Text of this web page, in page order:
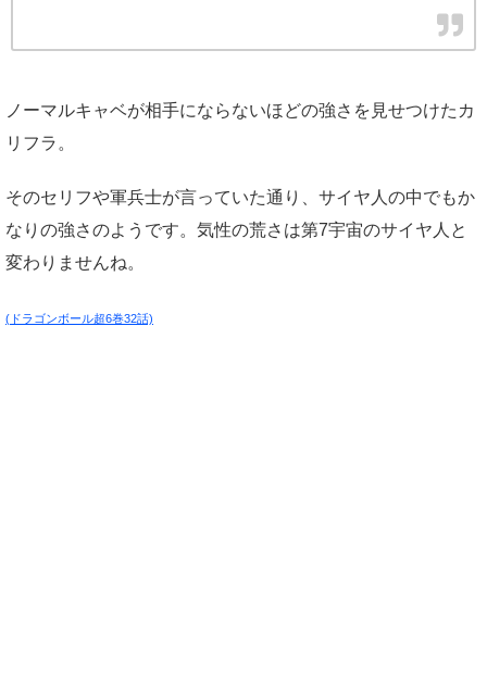
ノーマルキャベが相手にならないほどの強さを見せつけたカ
リフラ。
そのセリフや軍兵士が言っていた通り、サイヤ人の中でもか
なりの強さのようです。気性の荒さは第7宇宙のサイヤ人と
変わりませんね。
(ドラゴンボール超6巻32話)